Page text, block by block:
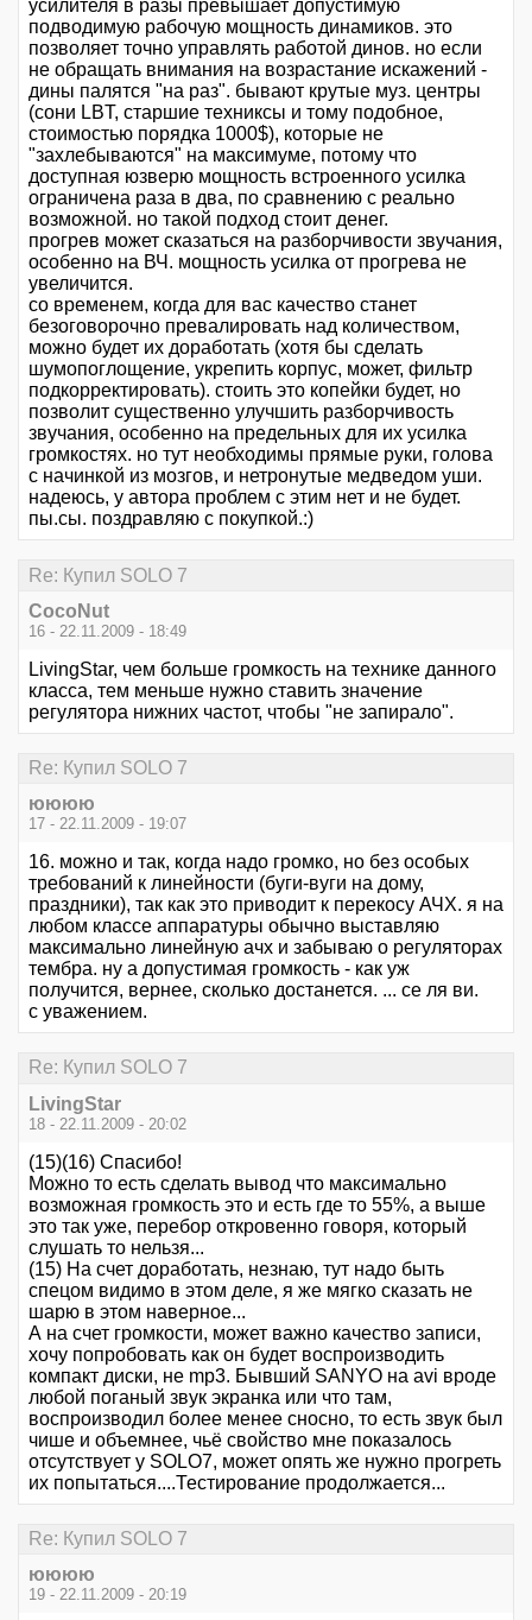
усилителя в разы превышает допустимую
подводимую рабочую мощность динамиков. это
позволяет точно управлять работой динов. но если
не обращать внимания на возрастание искажений -
дины палятся "на раз". бывают крутые муз. центры
(сони LBT, старшие техниксы и тому подобное,
стоимостью порядка 1000$), которые не
"захлебываются" на максимуме, потому что
доступная юзверю мощность встроенного усилка
ограничена раза в два, по сравнению с реально
возможной. но такой подход стоит денег.
прогрев может сказаться на разборчивости звучания,
особенно на ВЧ. мощность усилка от прогрева не
увеличится.
со временем, когда для вас качество станет
безоговорочно превалировать над количеством,
можно будет их доработать (хотя бы сделать
шумопоглощение, укрепить корпус, может, фильтр
подкорректировать). стоить это копейки будет, но
позволит существенно улучшить разборчивость
звучания, особенно на предельных для их усилка
громкостях. но тут необходимы прямые руки, голова
с начинкой из мозгов, и нетронутые медведом уши.
надеюсь, у автора проблем с этим нет и не будет.
пы.сы. поздравляю с покупкой.:)
Re: Купил SOLO 7
CocoNut
16 - 22.11.2009 - 18:49
LivingStar, чем больше громкость на технике данного
класса, тем меньше нужно ставить значение
регулятора нижних частот, чтобы "не запирало".
Re: Купил SOLO 7
юююю
17 - 22.11.2009 - 19:07
16. можно и так, когда надо громко, но без особых
требований к линейности (буги-вуги на дому,
праздники), так как это приводит к перекосу АЧХ. я на
любом классе аппаратуры обычно выставляю
максимально линейную ачх и забываю о регуляторах
тембра. ну а допустимая громкость - как уж
получится, вернее, сколько достанется. ... се ля ви.
с уважением.
Re: Купил SOLO 7
LivingStar
18 - 22.11.2009 - 20:02
(15)(16) Спасибо!
Можно то есть сделать вывод что максимально
возможная громкость это и есть где то 55%, а выше
это так уже, перебор откровенно говоря, который
слушать то нельзя...
(15) На счет доработать, незнаю, тут надо быть
спецом видимо в этом деле, я же мягко сказать не
шарю в этом наверное...
А на счет громкости, может важно качество записи,
хочу попробовать как он будет воспроизводить
компакт диски, не mp3. Бывший SANYO на avi вроде
любой поганый звук экранка или что там,
воспроизводил более менее сносно, то есть звук был
чише и объемнее, чьё свойство мне показалось
отсутствует у SOLO7, может опять же нужно прогреть
их попытаться....Тестирование продолжается...
Re: Купил SOLO 7
юююю
19 - 22.11.2009 - 20:19